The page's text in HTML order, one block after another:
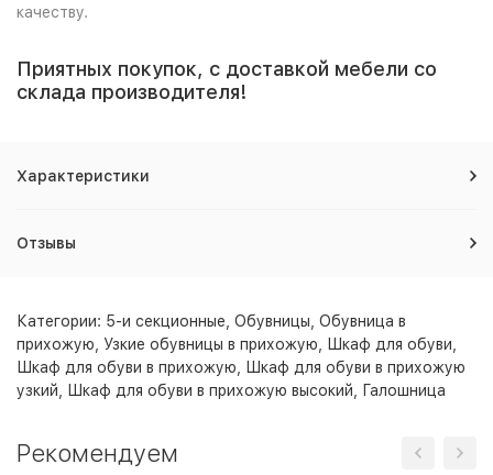
качеству.
Приятных покупок, с доставкой мебели со
склада производителя!
Характеристики
Отзывы
Категории: 5-и секционные Обувницы Обувница в
прихожую
Узкие обувницы в прихожую Шкаф для обуви
Шкаф для обуви в прихожую
Шкаф для обуви в прихожую
узкий
Шкаф для обуви в прихожую высокий Галошница
Рекомендуем